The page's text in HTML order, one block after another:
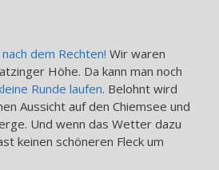
dem Rechten! Wir waren
Höhe. Da kann man noch
Runde laufen. Belohnt wird
Aussicht auf den Chiemsee und
Und wenn das Wetter dazu
keinen schöneren Fleck um